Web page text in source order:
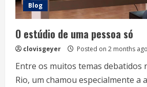
Blog
O estúdio de uma pessoa só
clovisgeyer Posted on 2 months ago
Entre os muitos temas debatidos
Rio, um chamou especialmente a